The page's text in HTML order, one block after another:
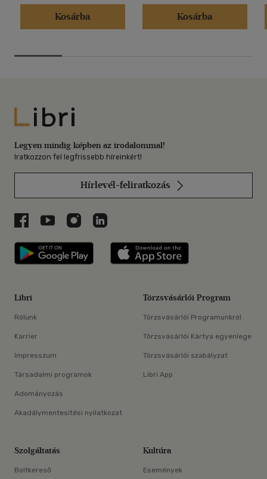
Kosárba
Kosárba
Libri
Legyen mindig képben az irodalommal!
Iratkozzon fel legfrissebb híreinkért!
Hírlevél-feliratkozás
Libri a Facebookon
Libri a Youtube-on
Libri az Instagramon
Libri a LinkedInen
Libri applikáció Szerezd meg: Google
Libri
Rólunk
Karrier
Impresszum
Társadalmi programok
Adományozás
Akadálymentesítési nyilatkozat
Törzsvásárlói Program
Törzsvásárlói Programunkról
Törzsvásárlói Kártya egyenlege
Törzsvásárlói szabályzat
Libri App
Szolgáltatás
Boltkereső
Kultúra
Események